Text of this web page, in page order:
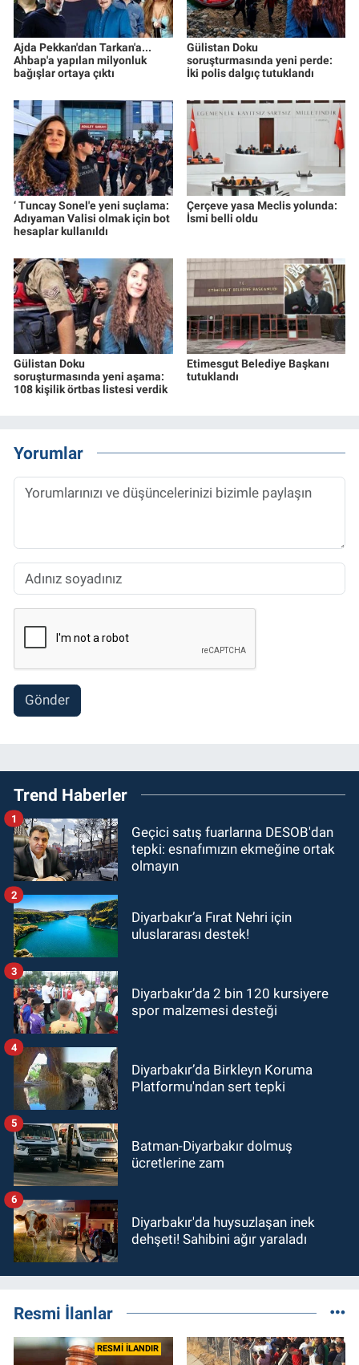
Ajda Pekkan'dan Tarkan'a...
Ahbap'a yapılan milyonluk
bağışlar ortaya çıktı
Gülistan Doku
soruşturmasında yeni perde:
İki polis dalgıç tutuklandı
‘ Tuncay Sonel'e yeni suçlama:
Adıyaman Valisi olmak için bot
hesaplar kullanıldı
Çerçeve yasa Meclis yolunda:
İsmi belli oldu
Gülistan Doku
soruşturmasında yeni aşama:
108 kişilik örtbas listesi verdik
Etimesgut Belediye Başkanı
tutuklandı
Yorumlar
Gönder
Trend Haberler
Geçici satış fuarlarına DESOB'dan
tepki: esnafımızın ekmeğine ortak
olmayın
1
Diyarbakır’a Fırat Nehri için
uluslararası destek!
2
Diyarbakır’da 2 bin 120 kursiyere
spor malzemesi desteği
3
Diyarbakır’da Birkleyn Koruma
Platformu'ndan sert tepki
4
Batman-Diyarbakır dolmuş
ücretlerine zam
5
Diyarbakır'da huysuzlaşan inek
dehşeti! Sahibini ağır yaraladı
6
Resmi İlanlar
RESMİ İLANDIR